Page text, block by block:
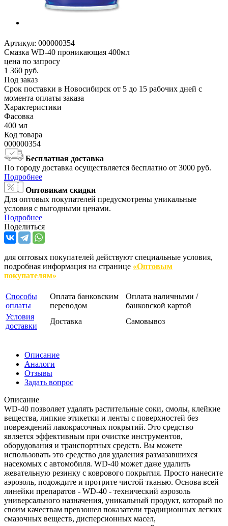
Артикул: 000000354
Смазка WD-40 проникающая 400мл
цена по запросу
1 360 руб.
Под заказ
Срок поставки в Новосибирск от 5 до 15 рабочих дней с
момента оплаты заказа
Характеристики
Фасовка
400 мл
Код товара
000000354
Бесплатная доставка
По городу доставка осуществляется бесплатно от 3000 руб.
Подробнее
Оптовикам скидки
Для оптовых покупателей предусмотрены уникальные
условия с выгодными ценами.
Подробнее
Поделиться
для оптовых покупателей действуют специальные условия,
подробная информация на странице «Оптовым
покупателям»
Способы
оплаты
Оплата банковским
переводом
Оплата наличными /
банковской картой
Условия
доставки
Доставка Самовывоз
Описание
Аналоги
Отзывы
Задать вопрос
Описание
WD-40 позволяет удалять растительные соки, смолы, клейкие
вещества, липкие этикетки и ленты с поверхностей без
повреждений лакокрасочных покрытий. Это средство
является эффективным при очистке инструментов,
оборудования и транспортных средств. Вы можете
использовать это средство для удаления размазавшихся
насекомых с автомобиля. WD-40 может даже удалить
жевательную резинку с коврового покрытия. Просто нанесите
аэрозоль, подождите и протрите чистой тканью. Основа всей
линейки препаратов - WD-40 - технический аэрозоль
универсального назначения, уникальный продукт, который по
своим качествам превзошел показатели традиционных легких
смазочных веществ, дисперсионных масел,